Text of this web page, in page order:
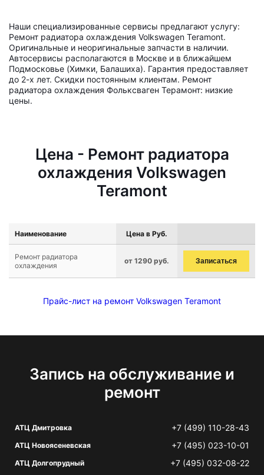
Наши специализированные сервисы предлагают услугу:
Ремонт радиатора охлаждения Volkswagen Teramont.
Оригинальные и неоригинальные запчасти в наличии.
Автосервисы располагаются в Москве и в ближайшем
Подмосковье (Химки, Балашиха). Гарантия предоставляет
до 2-х лет. Скидки постоянным клиентам. Ремонт
радиатора охлаждения Фольксваген Терамонт: низкие
цены.
Цена - Ремонт радиатора
охлаждения Volkswagen
Teramont
Наименование Цена в Руб.
Ремонт радиатора
охлаждения
от 1290 руб. Записаться
Прайс-лист на ремонт Volkswagen Teramont
Запись на обслуживание и
ремонт
АТЦ Дмитровка +7 (499) 110-28-43
АТЦ Новоясеневская +7 (495) 023-10-01
АТЦ Долгопрудный +7 (495) 032-08-22